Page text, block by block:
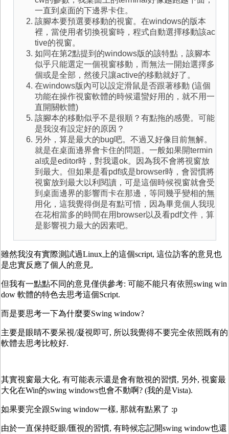
一直到桌面的下邊界卡住。
該腳本要預選要移動的視窗。在windows的版本
裡，當使用者切換視窗時，程式自動選擇移動該ac
tive的視窗。
如同在第2點提到的windows版的該特點，該腳本
似乎只能選定一個視窗移動，而無法一開始選擇多
個或是全部，然後只讓active的移動就好了。
在windows版內可以設定滑鼠是否跟著移動 (這個
功能在操作視窗軟體的時候還蠻好用的，就不用一
直開關軟體)
該腳本的移動似乎不是很順？有點拖的感覺。可能
是我沒有設定好的原因？
另外，算是最大的bug吧。不過又好像目前無解。
就是在桌面邊界會卡住的問題。一般如果開termin
al或是editor時，對我還ok。因為我不會將視窗放
到最大。但如果是看pdf或是browser時，會習慣將
視窗放到最大以利閱讀，可是這個時候視窗就會受
到桌面邊界的影響而卡在那邊，等同幾乎變相的無
用化，這我覺得倒是有點可惜，因為畢竟個人我現
在花相當多的時間在用browser以及看pdf文件，算
是影響視力最大的因素吧。
雖然我沒有實際測試過Linux上的這個script, 這位訪客的意見也
是忠實反應了個人的意見,
但我有一點點不同的意見僅供參考: 可能不能只有依照swing win
dow 軟體的特色去思考這個Script.
而是要思考一下為什麼要Swing window?
主要是眼睛不要呆視/凝視即可, 所以我覺得不要完全依照既有的
軟體去思考比較好.
其實視窗最大化, 有可能表示還是會有散視的習慣, 另外, 視窗最
大化在Win的swing windows也會不動啊? (我的是Vista).
如果要完全跟Swing window一樣, 那就有點累了 :p
由於一直保持眨眼/匯視的習慣, 有時候忘記開swing window也還